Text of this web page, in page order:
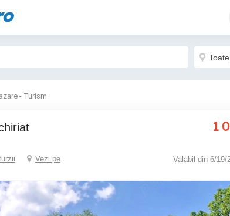
- Turism
1
Vezi pe
Valabil din 6/19/